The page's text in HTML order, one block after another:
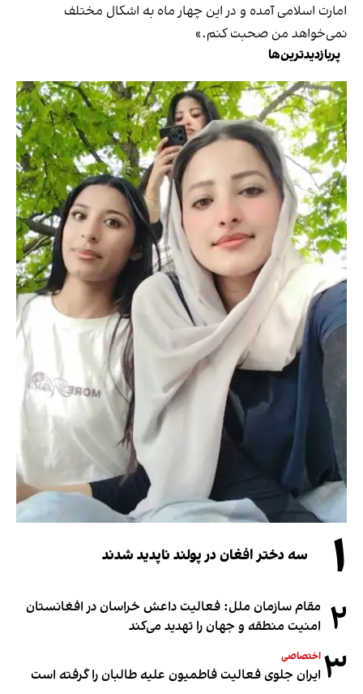
امارت اسلامی آمده و در این چهار ماه به اشکال مختلف
نمی‌خواهد من صحبت کنم.»
پربازدیدترین‌ها
۱ سه دختر افغان در پولند ناپدید شدند
۲ مقام سازمان ملل: فعالیت داعش خراسان در افغانستان
امنیت منطقه و جهان را تهدید می‌کند
۳ اختصاصی
ایران جلوی فعالیت فاطمیون علیه طالبان را گرفته است